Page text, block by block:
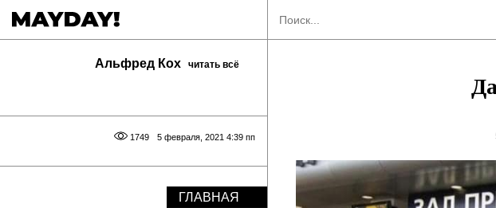
Альфред Кох читать всё
5 февраля, 2021 4:39 пп
1749
ГЛАВНАЯ